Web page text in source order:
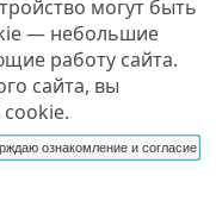
могут быть
— небольшие
работу сайта.
сайта, вы
ознакомление и согласие